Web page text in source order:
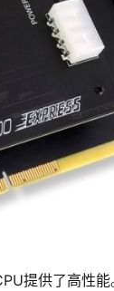
提供了高性